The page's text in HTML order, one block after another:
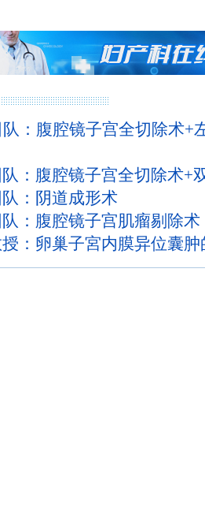
：腹腔镜子宫全切除术+
：腹腔镜子宫全切除术+
：阴道成形术
：腹腔镜子宫肌瘤剔除术
：卵巢子宮内膜异位囊